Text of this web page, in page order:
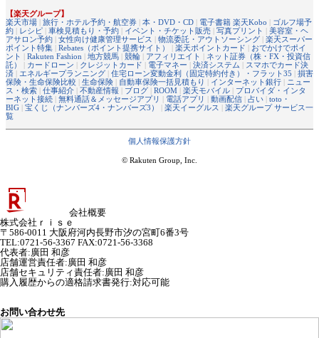
【楽天グループ】
楽天市場 | 旅行・ホテル予約・航空券 | 本・DVD・CD | 電子書籍 楽天Kobo | ゴルフ場予
約 | レシピ | 車検見積もり・予約 | イベント・チケット販売 | 写真プリント | 美容室・ヘ
アサロン予約 | 女性向け健康管理サービス | 物流委託・アウトソーシング | 楽天スーパー
ポイント特集 | Rebates（ポイント提携サイト） | 楽天ポイントカード | おでかけでポイ
ント | Rakuten Fashion | 地方競馬 | 競輪 | アフィリエイト | ネット証券（株・FX・投資信
託）
| カードローン | クレジットカード | 電子マネー | 決済システム | スマホでカード決
済 | エネルギープランニング | 住宅ローン変動金利（固定特約付き）・フラット35 | 損害
保険・生命保険比較 | 生命保険 | 自動車保険一括見積もり | インターネット銀行 | ニュー
ス・検索 | 仕事紹介 | 不動産情報 | ブログ | ROOM | 楽天モバイル | プロバイダ・インタ
ーネット接続 | 無料通話＆メッセージアプリ | 電話アプリ | 動画配信 | 占い | toto・
BIG | 宝くじ（ナンバーズ4・ナンバーズ3） | 楽天イーグルス | 楽天グループ サービス一
覧
個人情報保護方針
© Rakuten Group, Inc.
会社概要
株式会社ｒｉｓｅ
〒586-0011 大阪府河内長野市汐の宮町6番3号
TEL:0721-56-3367 FAX:0721-56-3368
代表者:廣田 和彦
店舗運営責任者:廣田 和彦
店舗セキュリティ責任者:廣田 和彦
購入履歴からの適格請求書発行:対応可能
お問い合わせ先